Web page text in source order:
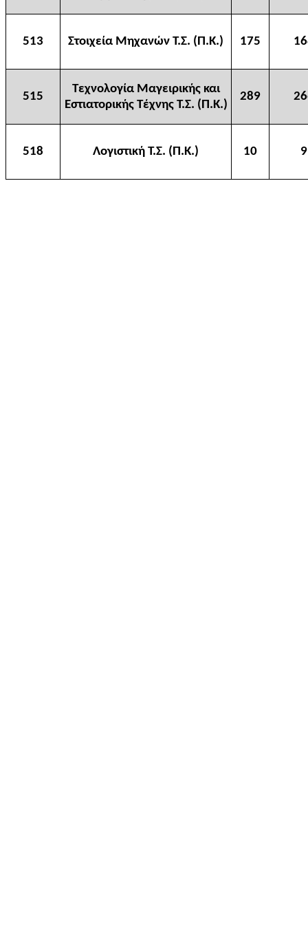
513 Στοιχεία Μηχανών Τ.Σ. (Π.Κ.) 175
515
Τεχνολογία Μαγειρικής και
Εστιατορικής Τέχνης Τ.Σ. (Π.Κ.)
289
518 Λογιστική Τ.Σ. (Π.Κ.) 10 9